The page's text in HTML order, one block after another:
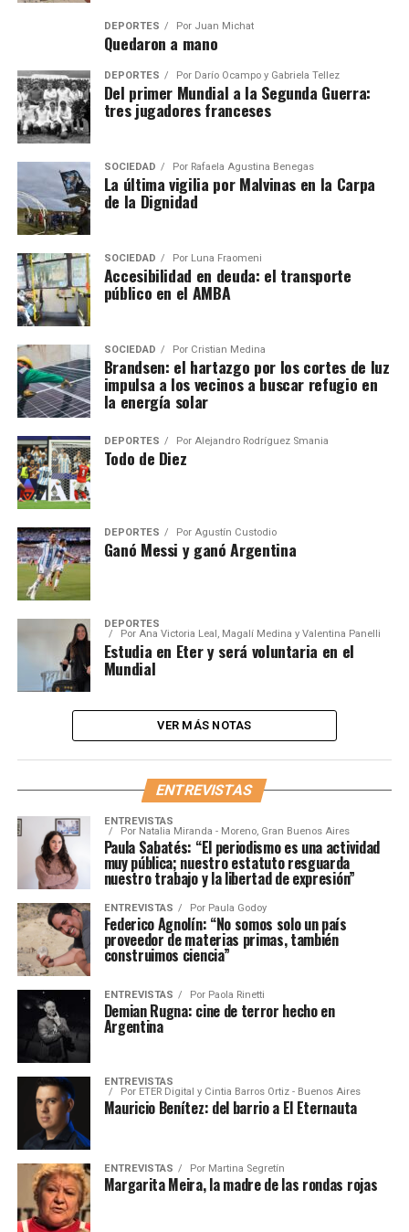
DEPORTES Por Juan Michat
Quedaron a mano
DEPORTES Por Darío Ocampo y Gabriela Tellez
Del primer Mundial a la Segunda Guerra:
tres jugadores franceses
SOCIEDAD Por Rafaela Agustina Benegas
La última vigilia por Malvinas en la Carpa
de la Dignidad
SOCIEDAD Por Luna Fraomeni
Accesibilidad en deuda: el transporte
público en el AMBA
SOCIEDAD Por Cristian Medina
Brandsen: el hartazgo por los cortes de luz
impulsa a los vecinos a buscar refugio en
la energía solar
DEPORTES Por Alejandro Rodríguez Smania
Todo de Diez
DEPORTES Por Agustín Custodio
Ganó Messi y ganó Argentina
DEPORTES
Por Ana Victoria Leal, Magalí Medina y Valentina Panelli
Estudia en Eter y será voluntaria en el
Mundial
VER MÁS NOTAS
ENTREVISTAS
ENTREVISTAS
Por Natalia Miranda - Moreno, Gran Buenos Aires
Paula Sabatés: “El periodismo es una actividad
muy pública; nuestro estatuto resguarda
nuestro trabajo y la libertad de expresión”
ENTREVISTAS Por Paula Godoy
Federico Agnolín: “No somos solo un país
proveedor de materias primas, también
construimos ciencia”
ENTREVISTAS Por Paola Rinetti
Demian Rugna: cine de terror hecho en
Argentina
ENTREVISTAS
Por ETER Digital y Cintia Barros Ortiz - Buenos Aires
Mauricio Benítez: del barrio a El Eternauta
ENTREVISTAS Por Martina Segretín
Margarita Meira, la madre de las rondas rojas